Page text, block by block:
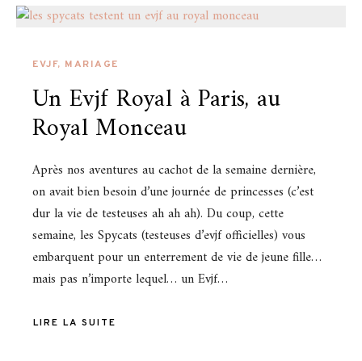
EVJF, MARIAGE
Un Evjf Royal à Paris, au
Royal Monceau
Après nos aventures au cachot de la semaine dernière,
on avait bien besoin d’une journée de princesses (c’est
dur la vie de testeuses ah ah ah). Du coup, cette
semaine, les Spycats (testeuses d’evjf officielles) vous
embarquent pour un enterrement de vie de jeune fille…
mais pas n’importe lequel… un Evjf…
LIRE LA SUITE